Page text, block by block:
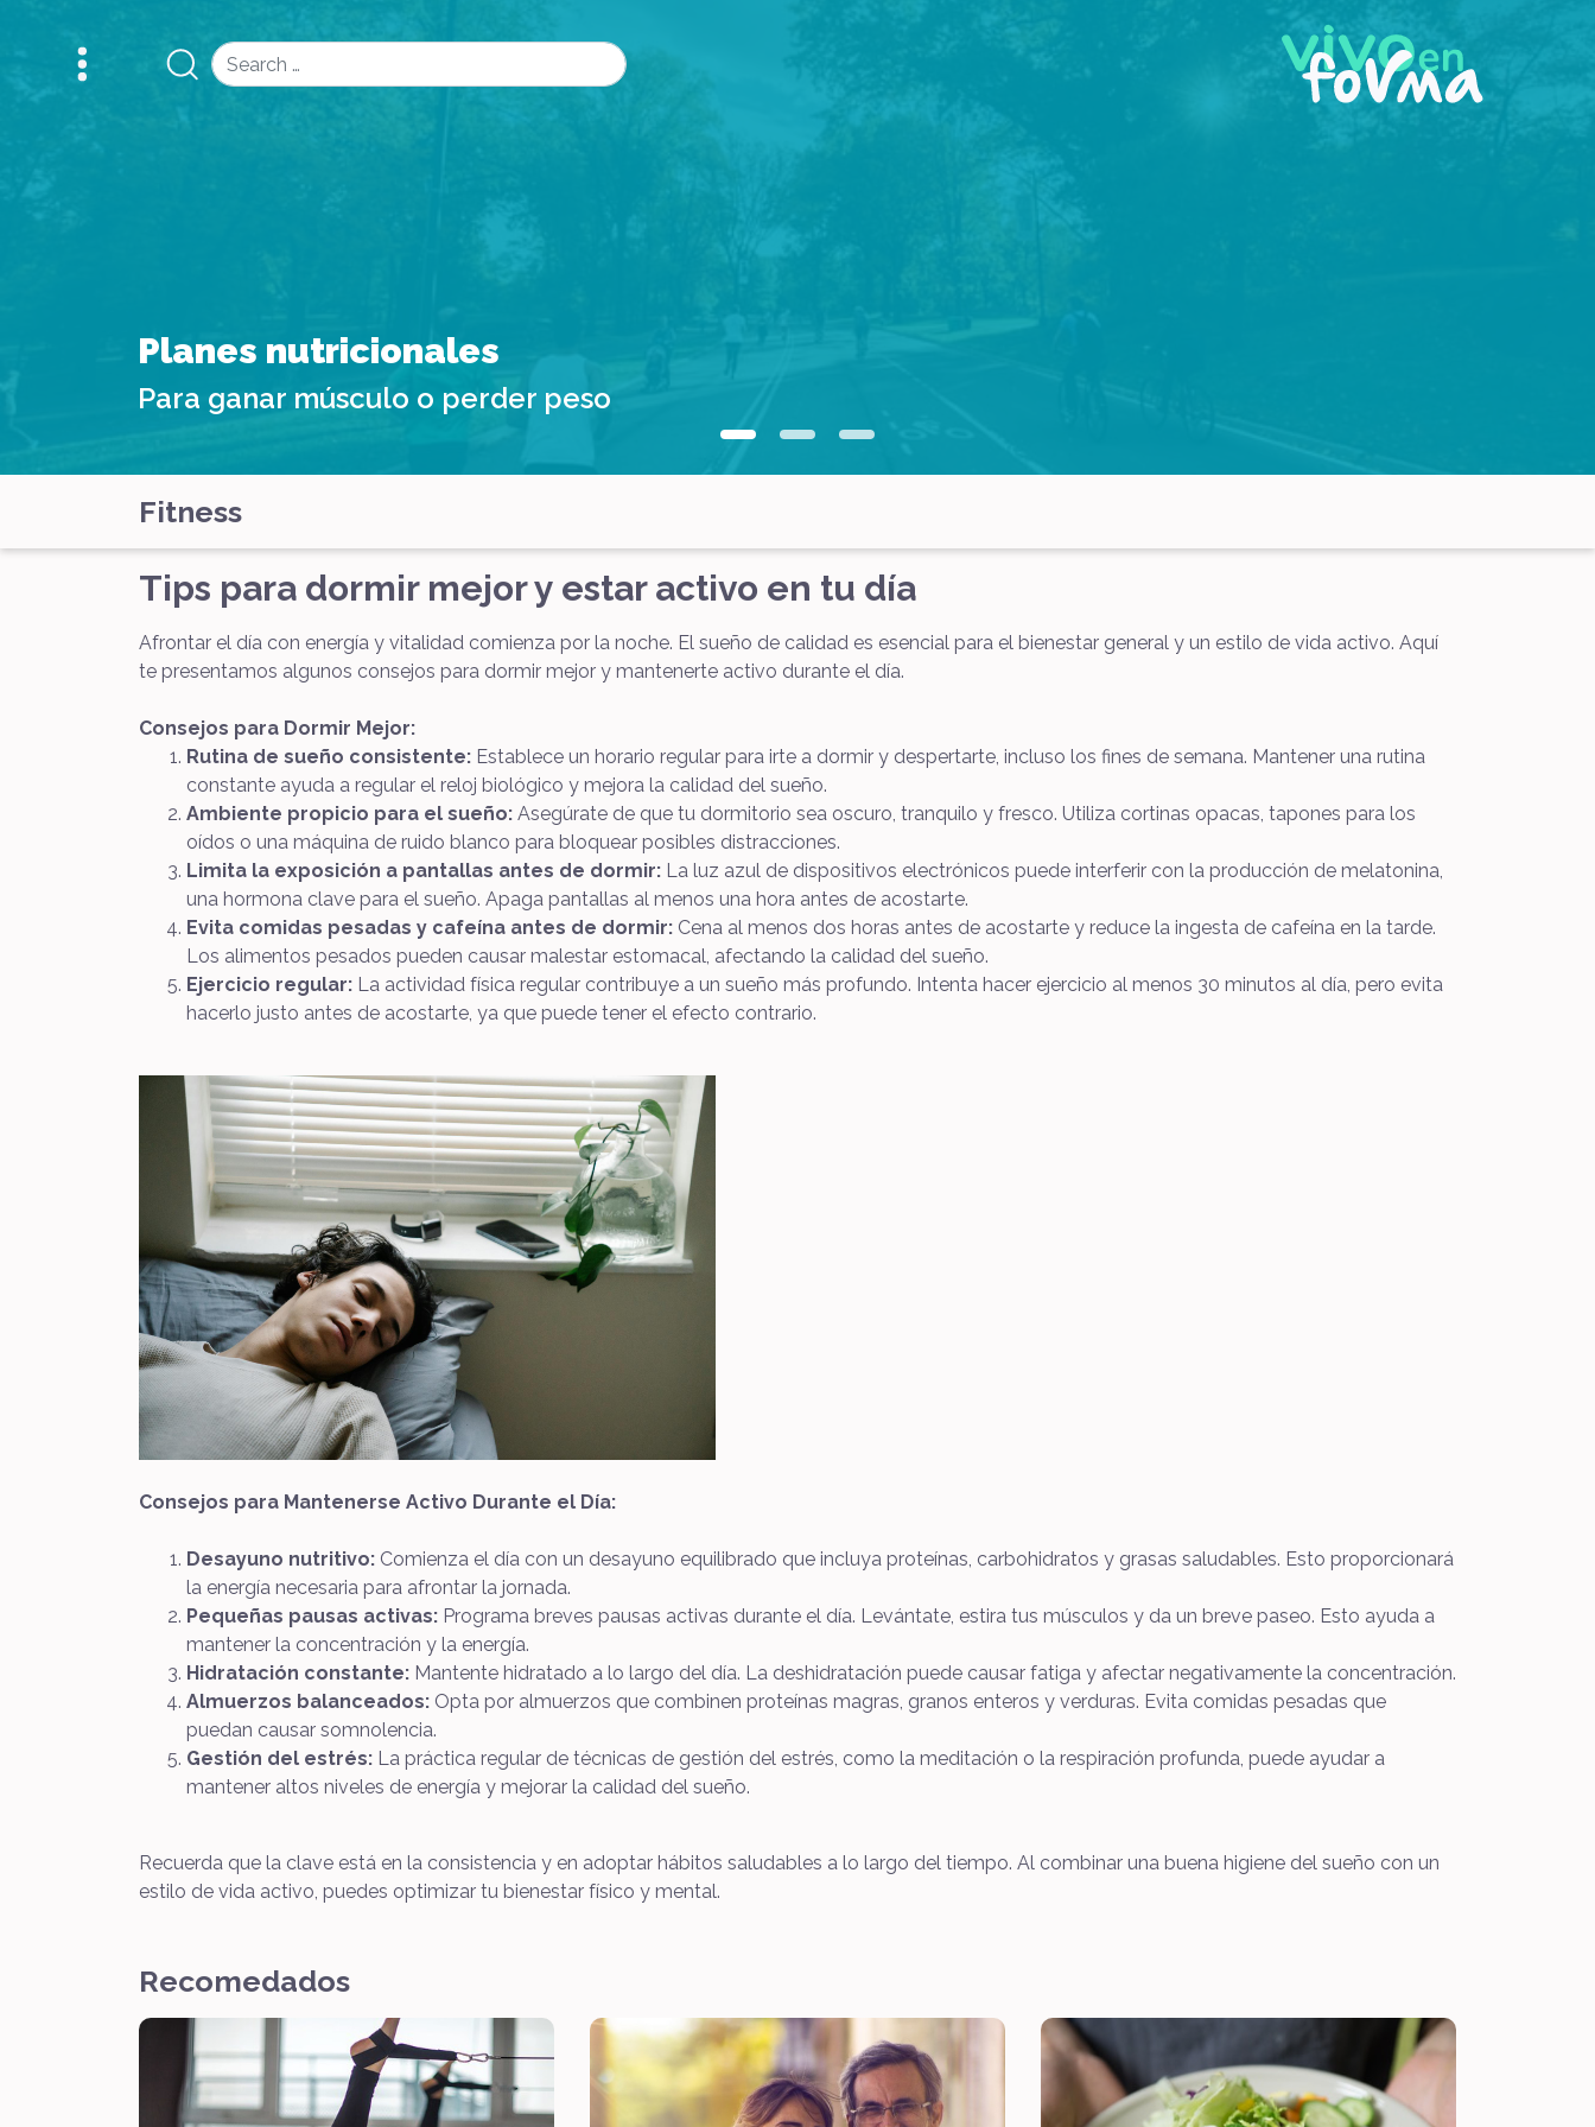
Search
Planes nutricionales
Para ganar músculo o perder peso
Fitness
Tips para dormir mejor y estar activo en tu día
Afrontar el día con energía y vitalidad comienza por la noche. El sueño de calidad es esencial para el bienestar general y un estilo de vida activo. Aquí
te presentamos algunos consejos para dormir mejor y mantenerte activo durante el día.
Consejos para Dormir Mejor:
Rutina de sueño consistente: Establece un horario regular para irte a dormir y despertarte, incluso los fines de semana. Mantener una rutina
constante ayuda a regular el reloj biológico y mejora la calidad del sueño.
Ambiente propicio para el sueño: Asegúrate de que tu dormitorio sea oscuro, tranquilo y fresco. Utiliza cortinas opacas, tapones para los
oídos o una máquina de ruido blanco para bloquear posibles distracciones.
Limita la exposición a pantallas antes de dormir: La luz azul de dispositivos electrónicos puede interferir con la producción de melatonina,
una hormona clave para el sueño. Apaga pantallas al menos una hora antes de acostarte.
Evita comidas pesadas y cafeína antes de dormir: Cena al menos dos horas antes de acostarte y reduce la ingesta de cafeína en la tarde.
Los alimentos pesados pueden causar malestar estomacal, afectando la calidad del sueño.
Ejercicio regular: La actividad física regular contribuye a un sueño más profundo. Intenta hacer ejercicio al menos 30 minutos al día, pero evita
hacerlo justo antes de acostarte, ya que puede tener el efecto contrario.
Consejos para Mantenerse Activo Durante el Día:
Desayuno nutritivo: Comienza el día con un desayuno equilibrado que incluya proteínas, carbohidratos y grasas saludables. Esto proporcionará
la energía necesaria para afrontar la jornada.
Pequeñas pausas activas: Programa breves pausas activas durante el día. Levántate, estira tus músculos y da un breve paseo. Esto ayuda a
mantener la concentración y la energía.
Hidratación constante: Mantente hidratado a lo largo del día. La deshidratación puede causar fatiga y afectar negativamente la concentración.
Almuerzos balanceados: Opta por almuerzos que combinen proteínas magras, granos enteros y verduras. Evita comidas pesadas que
puedan causar somnolencia.
Gestión del estrés: La práctica regular de técnicas de gestión del estrés, como la meditación o la respiración profunda, puede ayudar a
mantener altos niveles de energía y mejorar la calidad del sueño.
Recuerda que la clave está en la consistencia y en adoptar hábitos saludables a lo largo del tiempo. Al combinar una buena higiene del sueño con un
estilo de vida activo, puedes optimizar tu bienestar físico y mental.
Recomedados